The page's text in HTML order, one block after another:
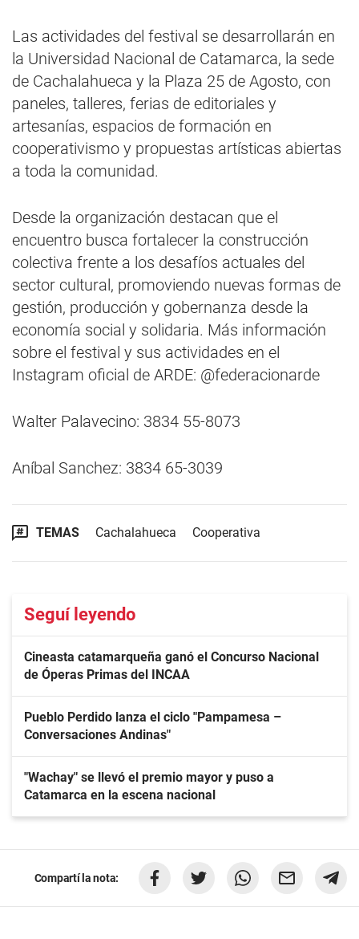
Las actividades del festival se desarrollarán en
la Universidad Nacional de Catamarca, la sede
de Cachalahueca y la Plaza 25 de Agosto, con
paneles, talleres, ferias de editoriales y
artesanías, espacios de formación en
cooperativismo y propuestas artísticas abiertas
a toda la comunidad.
Desde la organización destacan que el
encuentro busca fortalecer la construcción
colectiva frente a los desafíos actuales del
sector cultural, promoviendo nuevas formas de
gestión, producción y gobernanza desde la
economía social y solidaria. Más información
sobre el festival y sus actividades en el
Instagram oficial de ARDE: @federacionarde
Walter Palavecino: 3834 55-8073
Aníbal Sanchez: 3834 65-3039
TEMAS Cachalahueca Cooperativa
Seguí leyendo
Cineasta catamarqueña ganó el Concurso Nacional
de Óperas Primas del INCAA
Pueblo Perdido lanza el ciclo "Pampamesa –
Conversaciones Andinas"
"Wachay" se llevó el premio mayor y puso a
Catamarca en la escena nacional
Compartí la nota: